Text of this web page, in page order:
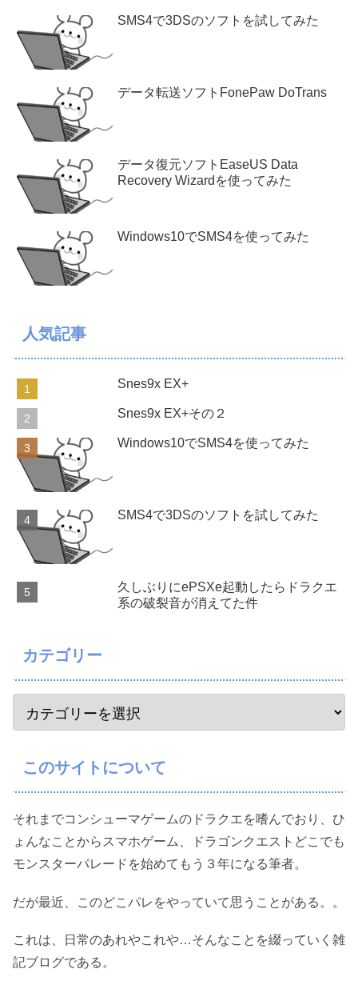
SMS4で3DSのソフトを試してみた
データ転送ソフトFonePaw DoTrans
データ復元ソフトEaseUS Data
Recovery Wizardを使ってみた
Windows10でSMS4を使ってみた
人気記事
Snes9x EX+
Snes9x EX+その２
Windows10でSMS4を使ってみた
SMS4で3DSのソフトを試してみた
久しぶりにePSXe起動したらドラクエ
系の破裂音が消えてた件
カテゴリー
このサイトについて
それまでコンシューマゲームのドラクエを嗜んでおり、ひ
ょんなことからスマホゲーム、ドラゴンクエストどこでも
モンスターパレードを始めてもう３年になる筆者。
だが最近、このどこパレをやっていて思うことがある。。
これは、日常のあれやこれや…そんなことを綴っていく雑
記ブログである。